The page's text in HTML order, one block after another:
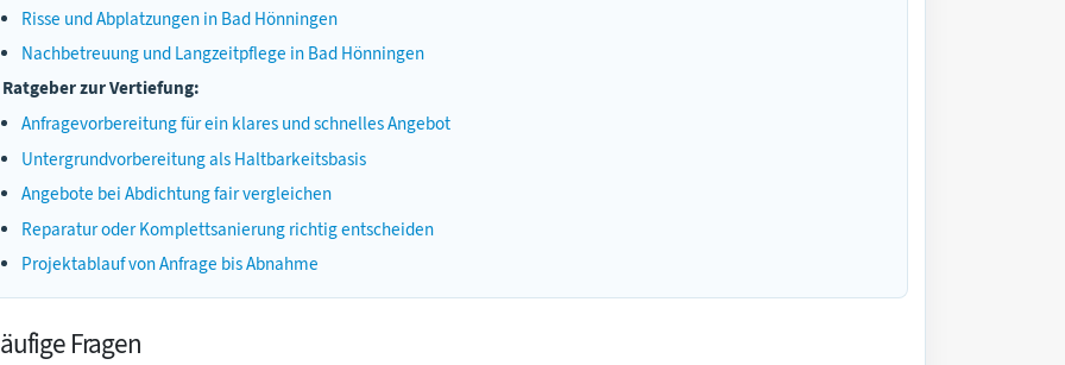
Risse und Abplatzungen in Bad Hönningen
Nachbetreuung und Langzeitpflege in Bad Hönningen
Ratgeber zur Vertiefung:
Anfragevorbereitung für ein klares und schnelles Angebot
Untergrundvorbereitung als Haltbarkeitsbasis
Angebote bei Abdichtung fair vergleichen
Reparatur oder Komplettsanierung richtig entscheiden
Projektablauf von Anfrage bis Abnahme
Fragen